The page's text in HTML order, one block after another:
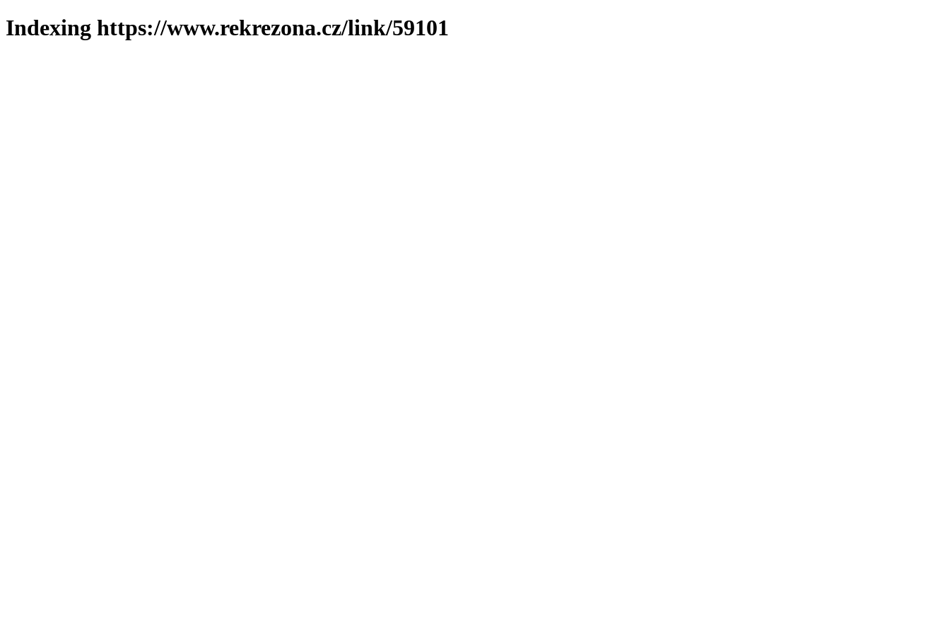
Indexing https://www.rekrezona.cz/link/59101